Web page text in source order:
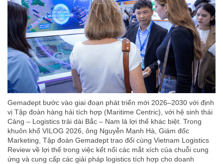
Gemadept bước vào giai đoạn phát triển mới 2026–2030 với định
vị Tập đoàn hàng hải tích hợp (Maritime Centric), với hệ sinh thái
Cảng – Logistics trải dài Bắc – Nam là lợi thế khác biệt. Trong
khuôn khổ VILOG 2026, ông Nguyễn Mạnh Hà, Giám đốc
Marketing, Tập đoàn Gemadept trao đổi cùng Vietnam Logistics
Review về lợi thế trong việc kết nối các mắt xích của chuỗi cung
ứng và cung cấp các giải pháp logistics tích hợp cho doanh